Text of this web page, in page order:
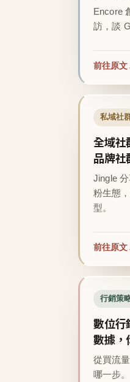
Encore
訪，談
前往原文
私域社
全域社
品牌社
Jingle
粉生態
型。
前往原文
行銷策
數位行
數據，
從買流
哪一步。